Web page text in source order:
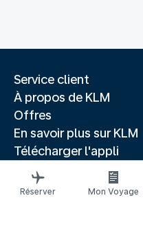
Service client
À propos de KLM
Offres
En savoir plus sur KLM
Télécharger l'appli
Sites Web associés
Guides de voyage
Réserver Mon Voyage